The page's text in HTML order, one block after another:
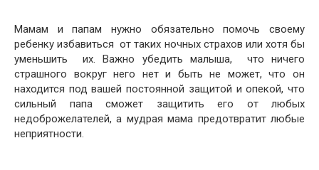
Мамам и папам нужно обязательно помочь своему
ребенку избавиться от таких ночных страхов или хотя бы
уменьшить их. Важно убедить малыша, что ничего
страшного вокруг него нет и быть не может, что он
находится под вашей постоянной защитой и опекой, что
сильный папа сможет защитить его от любых
недоброжелателей, а мудрая мама предотвратит любые
неприятности.